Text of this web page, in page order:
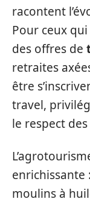
racontent
Pour ceux
des offres de
retraites
être
travel,
le respect
enrichissante
moulins à